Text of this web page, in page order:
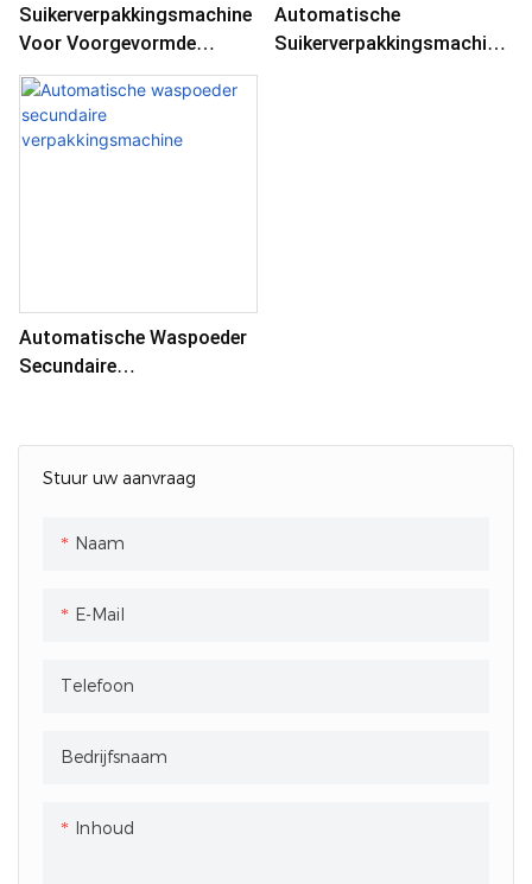
Stuur uw aanvraag
Naam
E-Mail
Telefoon
Bedrijfsnaam
Inhoud
Suikerverpakkingsmachine
Voor Voorgevormde
Zakken En
Balenverpakkingen
Automatische
Suikerverpakkingsmachine
Automatische Waspoeder
Secundaire